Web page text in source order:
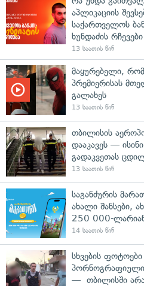
აპლიკაციის
საქართველოს
ხუნდაძის რჩევები
13 საათის წინ
მაყურებელი,
პრემიერისას
გალახეს
13 საათის წინ
თბილისის
დააკავეს —
გადაკვეთას
13 საათის წინ
საგანძურის
ახალი შანსები,
250 000-
14 საათის წინ
სხვების
პორნოგრაფიული
— თბილისში